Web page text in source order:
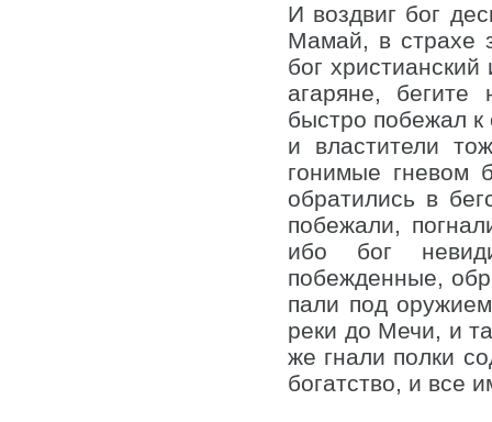
И воздвиг бог
Мамай, в страхе
бог
агаряне,
быстро побежал
и властители
гонимые гневом
обратились в
побежали,
ибо бог
побежденные,
пали под
реки до Мечи, и
же гнали полки
богатство, и все